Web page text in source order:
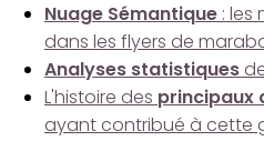
Nuage Sémantique : les
dans les flyers de
Analyses statistiques
L'histoire des principaux
ayant contribué à cette